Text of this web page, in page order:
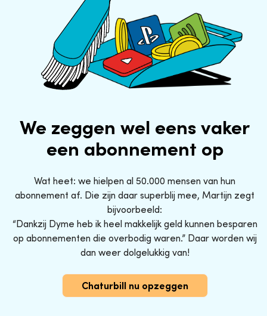
We zeggen wel eens vaker
een abonnement op
Wat heet: we hielpen al 50.000 mensen van hun
abonnement af. Die zijn daar superblij mee, Martijn zegt
bijvoorbeeld:
“Dankzij Dyme heb ik heel makkelijk geld kunnen besparen
op abonnementen die overbodig waren.” Daar worden wij
dan weer dolgelukkig van!
Chaturbill nu opzeggen